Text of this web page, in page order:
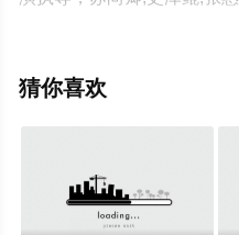
陆动漫，手机免费观看高清
情网等平台了解。
猜你喜欢